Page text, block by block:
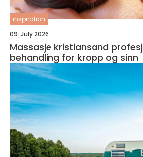
inspiration
09. July 2026
Massasje kristiansand profesjonell
behandling for kropp og sinn